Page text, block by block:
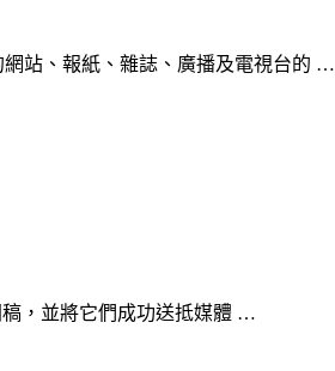
站、報紙、雜誌、廣播及電視台的 …
，並將它們成功送抵媒體 …